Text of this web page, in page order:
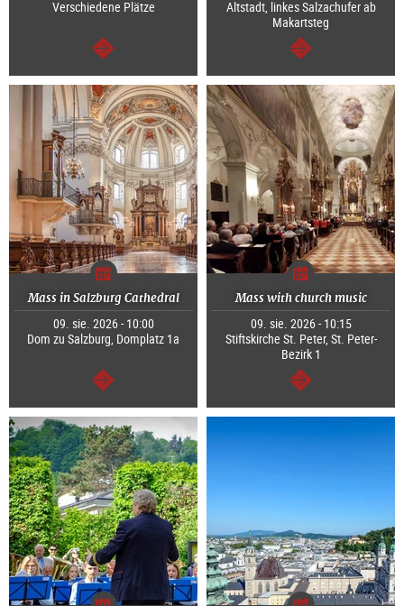
Verschiedene Plätze
dalej
Altstadt, linkes Salzachufer ab
Makartsteg
dalej
Mass in Salzburg Cathedral
09. sie. 2026 - 10:00
Dom zu Salzburg, Domplatz 1a
dalej
Mass with church music
09. sie. 2026 - 10:15
Stiftskirche St. Peter, St. Peter-
Bezirk 1
dalej